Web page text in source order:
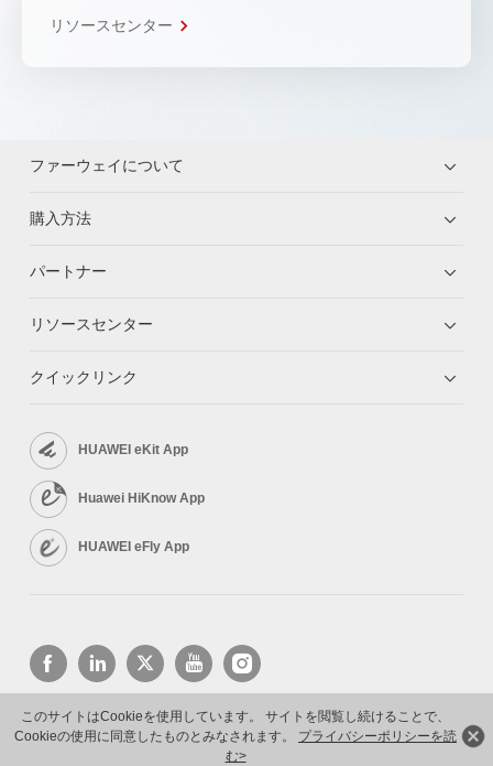
このサイトはCookieを使用しています。 サイトを閲覧し続けることで、
Cookieの使用に同意したものとみなされます。 プライバシーポリシーを読
む>
リソースセンター
ファーウェイについて
購入方法
パートナー
リソースセンター
クイックリンク
HUAWEI eKit App
Huawei HiKnow App
HUAWEI eFly App
Copyright © 2026 Huawei Technologies Co., Ltd. All rights reserved.
プライバシーポリシー